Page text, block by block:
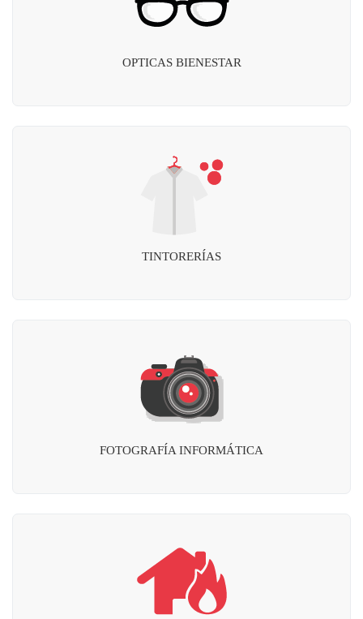
OPTICAS BIENESTAR
TINTORERÍAS
FOTOGRAFÍA INFORMÁTICA